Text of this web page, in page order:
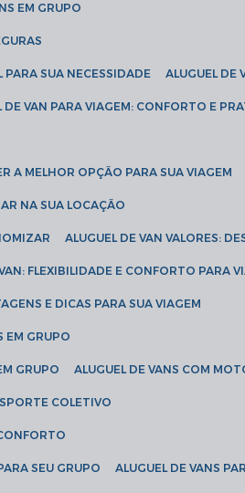
EM GRUPO
PARA SUA NECESSIDADE ALUGUEL
DE VAN PARA VIAGEM: CONFORTO E
A MELHOR OPÇÃO PARA SUA VIAGEM
NA SUA LOCAÇÃO
ALUGUEL DE VAN VALORES:
VAN: FLEXIBILIDADE E CONFORTO PARA
E DICAS PARA SUA VIAGEM
EM GRUPO
GRUPO ALUGUEL DE VANS COM
COLETIVO
SEU GRUPO ALUGUEL DE VANS